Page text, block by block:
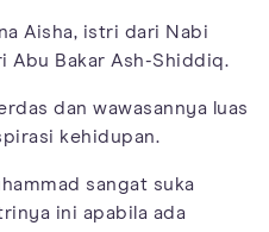
Aisha, istri dari Nabi
Abu Bakar Ash-Shiddiq.
dan wawasannya luas
kehidupan.
sangat suka
ini apabila ada